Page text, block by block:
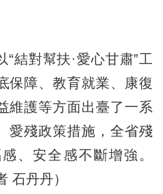
對幫扶·愛心甘肅”工
保障、教育就業、康復
維護等方面出臺了一系
愛殘政策措施，全省殘
、安全感不斷增強。
石丹丹）